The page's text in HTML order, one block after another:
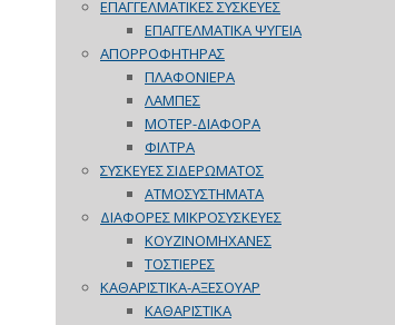
ΕΠΑΓΓΕΛΜΑΤΙΚΕΣ ΣΥΣΚΕΥΕΣ
ΕΠΑΓΓΕΛΜΑΤΙΚΑ ΨΥΓΕΙΑ
ΑΠΟΡΡΟΦΗΤΗΡΑΣ
ΠΛΑΦΟΝΙΕΡΑ
ΛΑΜΠΕΣ
ΜΟΤΕΡ-ΔΙΑΦΟΡΑ
ΦΙΛΤΡΑ
ΣΥΣΚΕΥΕΣ ΣΙΔΕΡΩΜΑΤΟΣ
ΑΤΜΟΣΥΣΤΗΜΑΤΑ
ΔΙΑΦΟΡΕΣ ΜΙΚΡΟΣΥΣΚΕΥΕΣ
ΚΟΥΖΙΝΟΜΗΧΑΝΕΣ
ΤΟΣΤΙΕΡΕΣ
ΚΑΘΑΡΙΣΤΙΚΑ-ΑΞΕΣΟΥΑΡ
ΚΑΘΑΡΙΣΤΙΚΑ